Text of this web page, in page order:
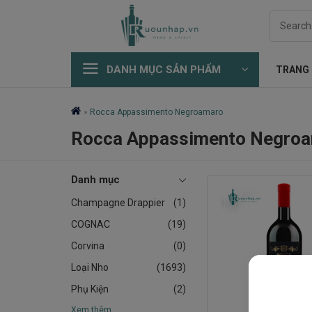
DANH MỤC SẢN PHẨM TRANG
» Rocca Appassimento Negroamaro
Rocca Appassimento
Danh mục
Champagne Drappier
(1)
COGNAC
(19)
Corvina
(0)
Loại Nho
(1693)
Phụ Kiện
(2)
Xem thêm